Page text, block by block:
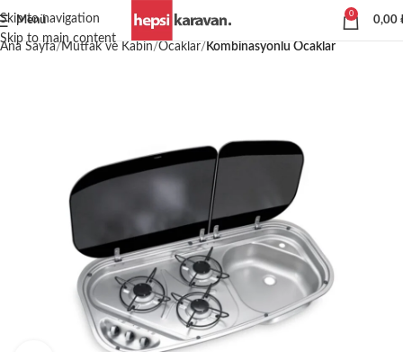
Skip to navigation
Skip to main content
Menü
0
0,00
Ana Sayfa Mutfak ve Kabin Ocaklar Kombinasyonlu Ocaklar